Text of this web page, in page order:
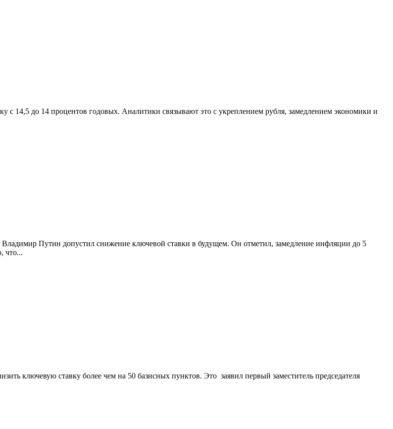
14,5 до 14 процентов годовых. Аналитики связывают это с укреплением рубля, замедлением экономики и
Путин допустил снижение ключевой ставки в будущем. Он отметил, замедление инфляции до 5
что...
ключевую ставку более чем на 50 базисных пунктов. Это заявил первый заместитель председателя